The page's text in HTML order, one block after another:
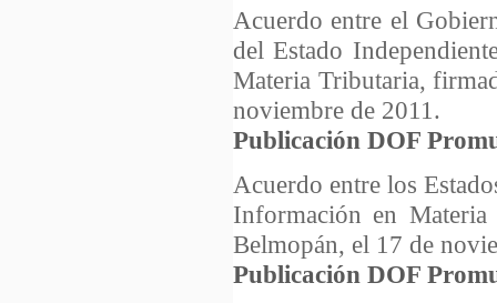
Acuerdo entre el
del Estado
Materia Tributaria,
noviembre de 2011.
Publicación DOF
Acuerdo entre los
Información en
Belmopán, el 17 de
Publicación DOF